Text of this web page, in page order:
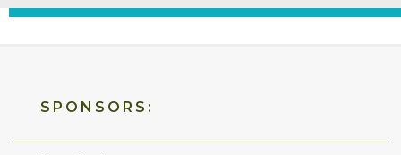
SPONSORS: